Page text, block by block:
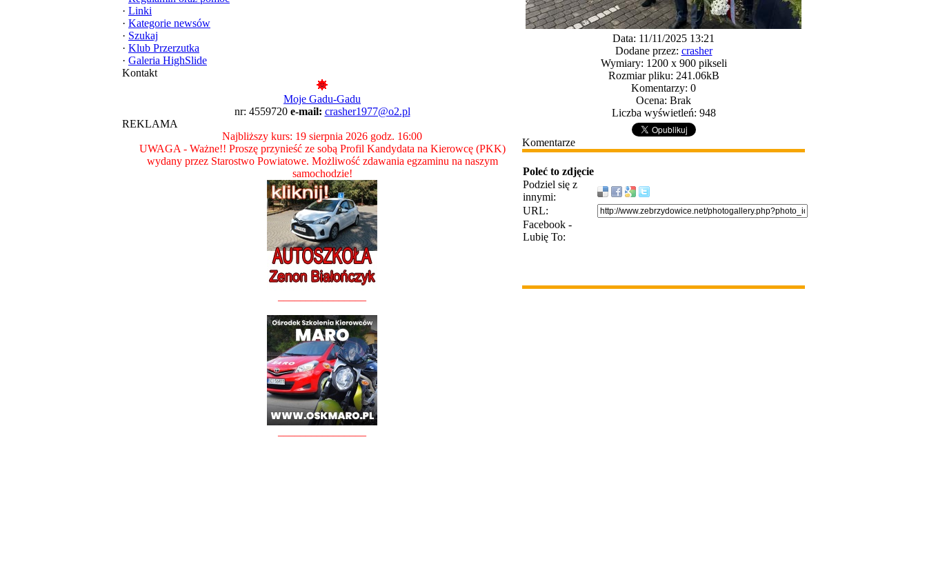
· Linki
· Kategorie newsów
· Szukaj
· Klub Przerzutka
· Galeria HighSlide
Kontakt
Moje Gadu-Gadu
nr: 4559720 e-mail: crasher1977@o2.pl
REKLAMA
Najbliższy kurs: 19 sierpnia 2026 godz. 16:00
UWAGA - Ważne!! Proszę przynieść ze sobą Profil Kandydata na Kierowcę (PKK)
wydany przez Starostwo Powiatowe. Możliwość zdawania egzaminu na naszym
samochodzie!
Data: 11/11/2025 13:21
Dodane przez: crasher
Wymiary: 1200 x 900 pikseli
Rozmiar pliku: 241.06kB
Komentarzy: 0
Ocena: Brak
Liczba wyświetleń: 948
Komentarze
Poleć to zdjęcie
Podziel się z
innymi:
URL:
Facebook -
Lubię To: